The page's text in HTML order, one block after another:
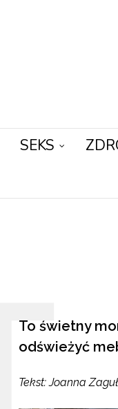
SEKS
To świetny
odświeżyć
Tekst: Joanna